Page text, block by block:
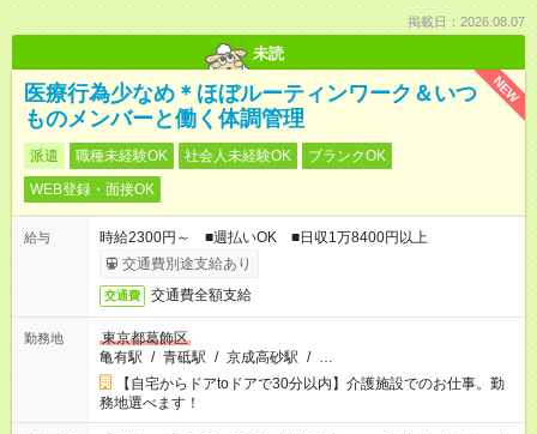
掲載日：2026.08.07
未読
NEW
医療行為少なめ＊ほぼルーティンワーク＆いつ
ものメンバーと働く体調管理
派遣 職種未経験OK 社会人未経験OK
ブランクOK
WEB登録・面接OK
給与
時給2300円～ ■週払いOK ■日収1万8400円以上
交通費別途支給あり
交通費 交通費全額支給
勤務地
東京都葛飾区
亀有駅 / 青砥駅 / 京成高砂駅 / …
【自宅からドアtoドアで30分以内】介護施設でのお仕事。勤
務地選べます！